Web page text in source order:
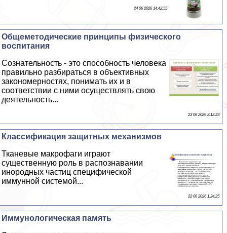
24 06 2026 14:42:55
Общеметодические принципы физического
воспитания
Сознательность - это способность человека
правильно разбираться в объективных
закономерностях, понимать их и в
соответствии с ними осуществлять свою
деятельность...
23 06 2026 8:12:23
Классификация защитных механизмов
Тканевые макрофаги играют
существенную роль в распознавании
инородных частиц специфической
иммунной системой...
22 06 2026 1:24:25
Иммунологическая память